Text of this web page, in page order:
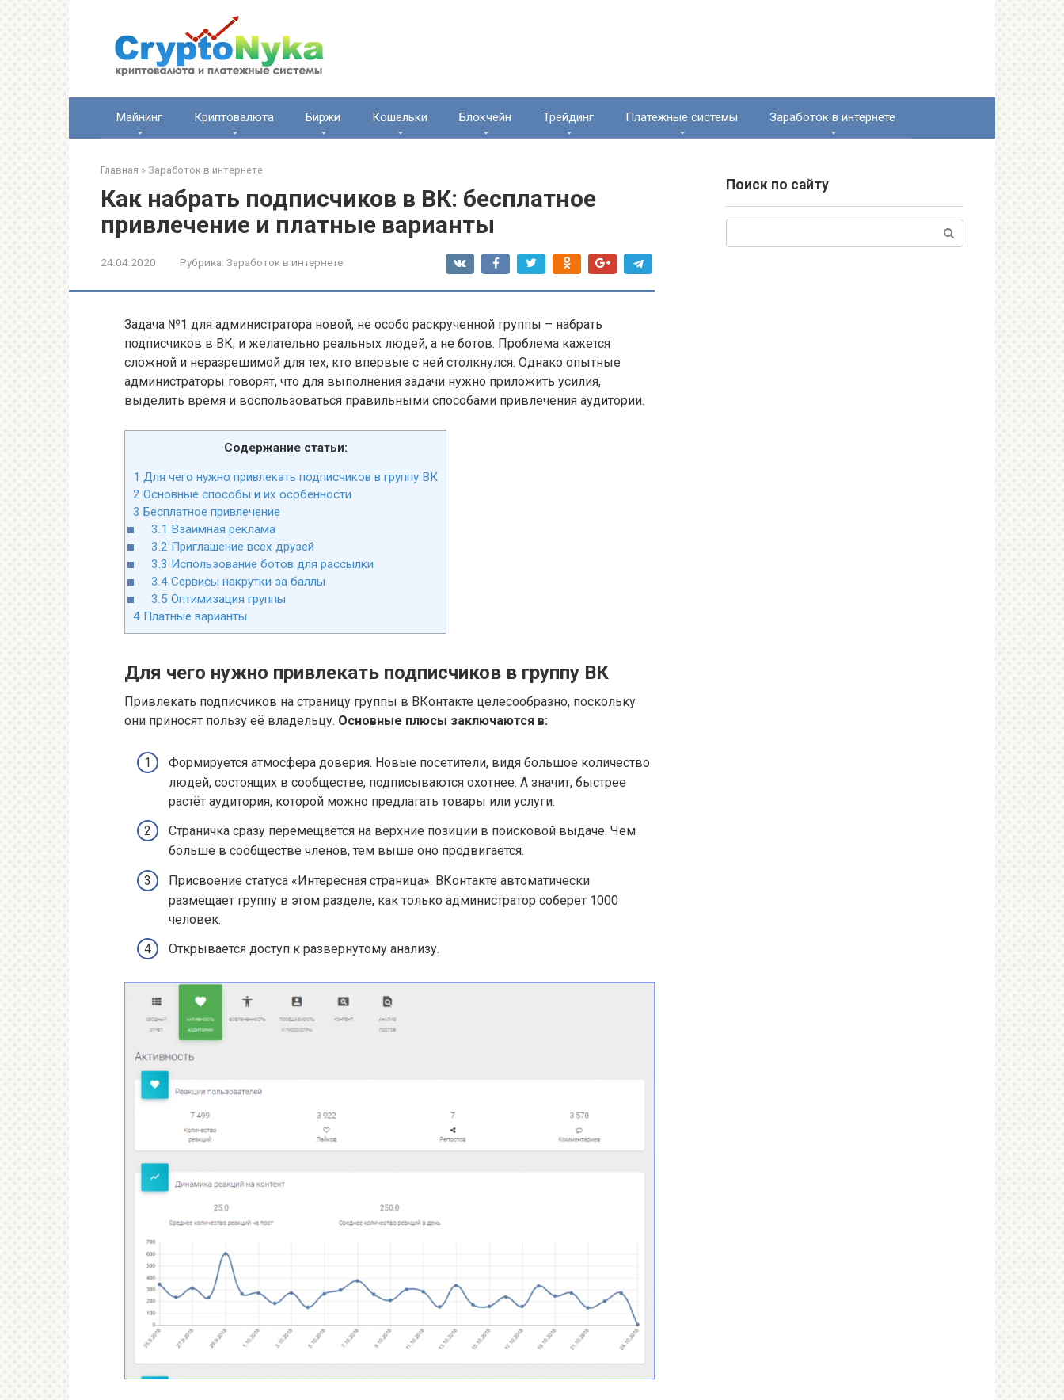
Майнинг Криптовалюта Биржи Кошельки Блокчейн Трейдинг Платежные системы Заработок в интернете
Главная » Заработок в интернете
Как набрать подписчиков в ВК: бесплатное
привлечение и платные варианты
24.04.2020 Рубрика: Заработок в интернете
Задача №1 для администратора новой, не особо раскрученной группы – набрать
подписчиков в ВК, и желательно реальных людей, а не ботов. Проблема кажется
сложной и неразрешимой для тех, кто впервые с ней столкнулся. Однако опытные
администраторы говорят, что для выполнения задачи нужно приложить усилия,
выделить время и воспользоваться правильными способами привлечения аудитории.
Содержание статьи:
1 Для чего нужно привлекать подписчиков в группу ВК
2 Основные способы и их особенности
3 Бесплатное привлечение
3.1 Взаимная реклама
3.2 Приглашение всех друзей
3.3 Использование ботов для рассылки
3.4Сервисы накрутки за баллы
3.5 Оптимизация группы
4 Платные варианты
Для чего нужно привлекать подписчиков в группу ВК
Привлекать подписчиков на страницу группы в ВКонтакте целесообразно, поскольку
они приносят пользу её владельцу. Основные плюсы заключаются в:
Формируется атмосфера доверия. Новые посетители, видя большое количество
людей, состоящих в сообществе, подписываются охотнее. А значит, быстрее
растёт аудитория, которой можно предлагать товары или услуги.
Страничка сразу перемещается на верхние позиции в поисковой выдаче. Чем
больше в сообществе членов, тем выше оно продвигается.
Присвоение статуса «Интересная страница». ВКонтакте автоматически
размещает группу в этом разделе, как только администратор соберет 1000
человек.
Открывается доступ к развернутому анализу.
Поиск по сайту